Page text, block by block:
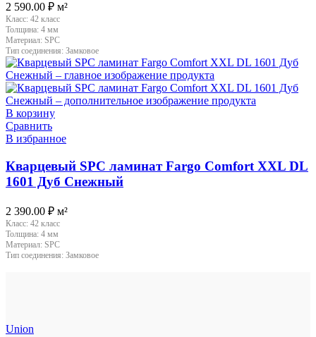
2 590.00 ₽ м²
Класс: 42 класс
Толщина: 4 мм
Материал: SPC
Тип соединения: Замковое
В корзину
Сравнить
В избранное
Кварцевый SPC ламинат Fargo Comfort XXL DL
1601 Дуб Снежный
2 390.00 ₽ м²
Класс: 42 класс
Толщина: 4 мм
Материал: SPC
Тип соединения: Замковое
Union